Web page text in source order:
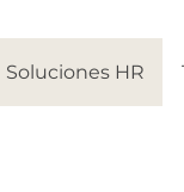
Soluciones HR